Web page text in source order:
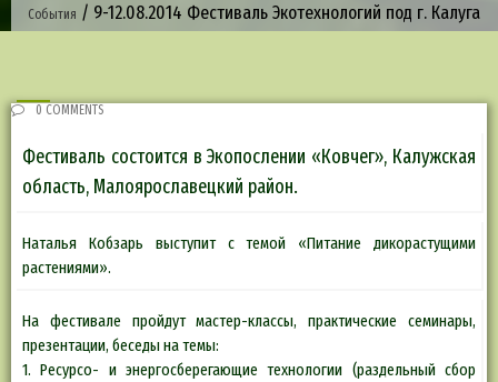
События / 9-12.08.2014 Фестиваль Экотехнологий под г. Калуга
0 COMMENTS
Фестиваль состоится в Экопослении «Ковчег», Калужская
область, Малоярославецкий район.
Наталья Кобзарь выступит с темой «Питание дикорастущими
растениями».
На фестивале пройдут мастер-классы, практические семинары,
презентации, беседы на темы:
1. Ресурсо- и энергосберегающие технологии (раздельный сбор